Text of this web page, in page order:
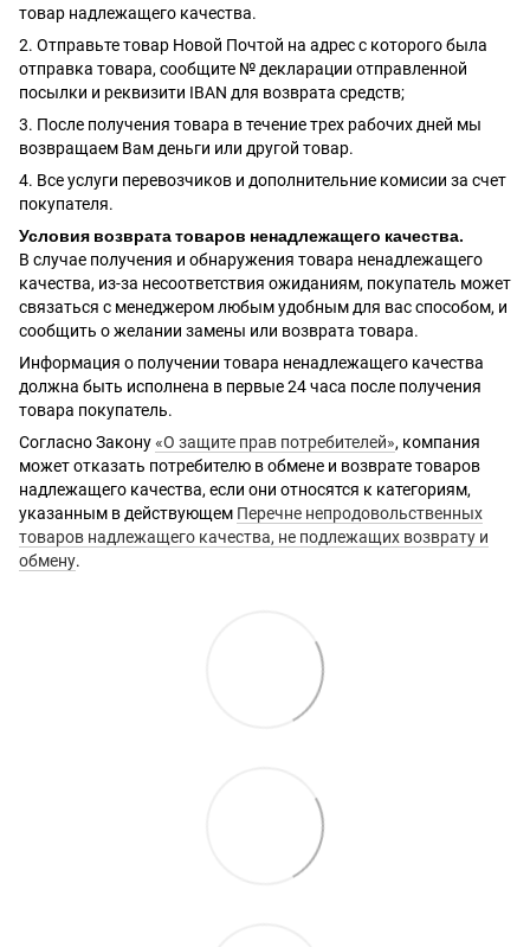
товар надлежащего качества.
2. Отправьте товар Новой Почтой на адрес с которого была
отправка товара, сообщите № декларации отправленной
посылки и реквизити IBAN для возврата средств;
3. После получения товара в течение трех рабочих дней мы
возвращаем Вам деньги или другой товар.
4. Все услуги перевозчиков и дополнительние комисии за счет
покупателя.
Условия возврата товаров ненадлежащего качества.
В случае получения и обнаружения товара ненадлежащего
качества, из-за несоответствия ожиданиям, покупатель может
связаться с менеджером любым удобным для вас способом, и
сообщить о желании замены или возврата товара.
Информация о получении товара ненадлежащего качества
должна быть исполнена в первые 24 часа после получения
товара покупатель.
Согласно Закону«О защите прав потребителей», компания
может отказать потребителю в обмене и возврате товаров
надлежащего качества, если они относятся к категориям,
указанным в действующем Перечне непродовольственных
товаров надлежащего качества, не подлежащих возврату и
обмену.